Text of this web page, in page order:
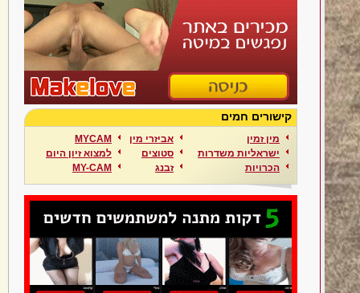
קישורים חמים
מין זמין
ישראליות משדרות
הכרויות
אביזרי מין
סטוצים
זבנג
MYCAM
למצוא זיון היום
MY-CAM